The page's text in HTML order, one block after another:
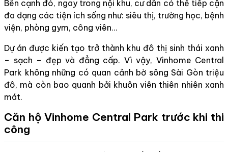
Bên cạnh đó, ngay trong nội khu, cư dân có thể tiếp cận
đa dạng các tiện ích sống như: siêu thị, trường học, bệnh
viện, phòng gym, công viên…
Dự án được kiến tạo trở thành khu đô thị sinh thái xanh
– sạch – đẹp và đẳng cấp. Vì vậy, Vinhome Central
Park không những có quan cảnh bờ sông Sài Gòn triệu
đô, mà còn bao quanh bởi khuôn viên thiên nhiên xanh
mát.
Căn hộ Vinhome Central Park trước khi thi
công